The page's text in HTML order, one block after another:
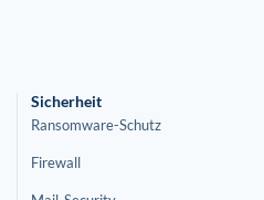
Sicherheit
Ransomware-Schutz
Firewall